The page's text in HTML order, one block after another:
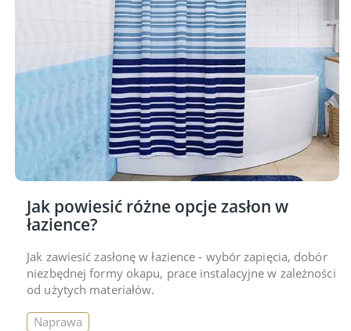
Jak powiesić różne opcje zasłon w
łazience?
Jak zawiesić zasłonę w łazience - wybór zapięcia, dobór
niezbędnej formy okapu, prace instalacyjne w zależności
od użytych materiałów.
Naprawa